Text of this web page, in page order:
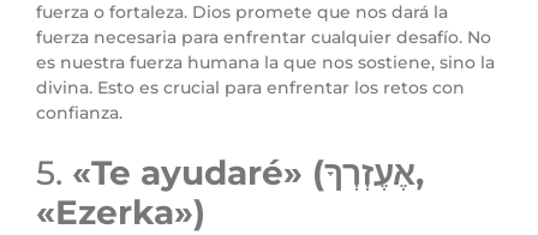
fuerza o fortaleza. Dios promete que nos dará la
fuerza necesaria para enfrentar cualquier desafío. No
es nuestra fuerza humana la que nos sostiene, sino la
divina. Esto es crucial para enfrentar los retos con
confianza.
5. «Te ayudaré» (אֶעֶזְרְךָ,
«Ezerka»)